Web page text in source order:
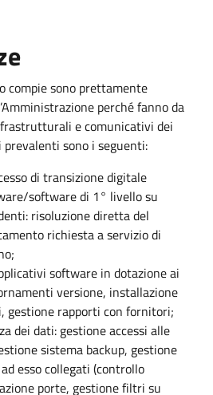
compie sono prettamente
perché fanno da
e comunicativi dei
sono i seguenti:
di transizione digitale
software di 1° livello su
risoluzione diretta del
richiesta a servizio di
software in dotazione ai
versione, installazione
gestione rapporti con fornitori;
dei dati: gestione accessi alle
sistema backup, gestione
esso collegati (controllo
porte, gestione filtri su